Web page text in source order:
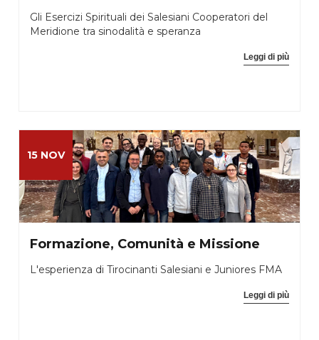
Gli Esercizi Spirituali dei Salesiani Cooperatori del
Meridione tra sinodalità e speranza
Leggi di più
15 NOV
Formazione, Comunità e Missione
L'esperienza di Tirocinanti Salesiani e Juniores FMA
Leggi di più